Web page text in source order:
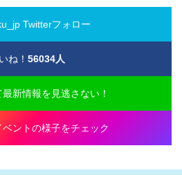
Twitterフォロー
ね！ 56034人
新情報を見逃さない！
ントの様子をチェック